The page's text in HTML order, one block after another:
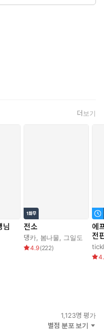
, 그리고 시린 이별.
세상으로부터 도망쳤다.
인데, 이번에 연기도 진
더보기
님
전소
댕카, 봄나물, 그일도
4.9(222)
에
전
1,123명 평가
별점 분포 보기